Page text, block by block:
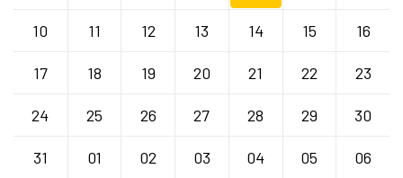
10 11 12 13 14 15 16
17 18 19 20 21 22 23
24 25 26 27 28 29 30
31 01 02 03 04 05 06